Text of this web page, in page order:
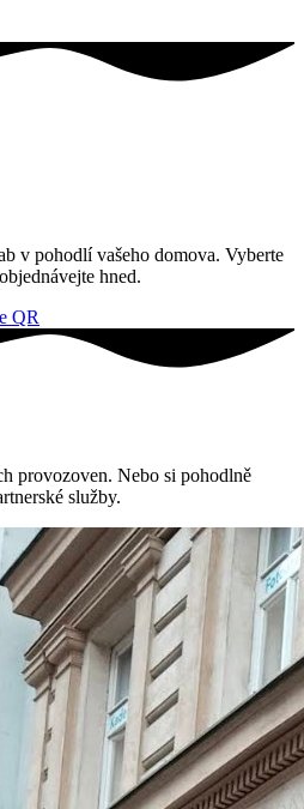
v pohodlí vašeho domova. Vyberte
hned.
QR
provozoven. Nebo si pohodlně
služby.